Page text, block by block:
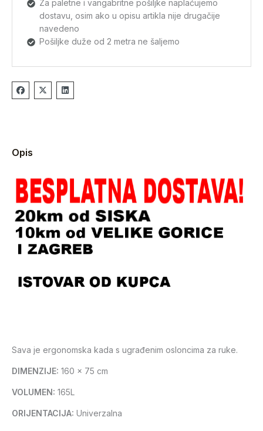
Za paletne i vangabritne pošiljke naplaćujemo
dostavu, osim ako u opisu artikla nije drugačije
navedeno
Pošiljke duže od 2 metra ne šaljemo
Opis
Sava je ergonomska kada s ugrađenim osloncima za ruke.
DIMENZIJE: 160 x 75 cm
VOLUMEN: 165L
ORIJENTACIJA: Univerzalna